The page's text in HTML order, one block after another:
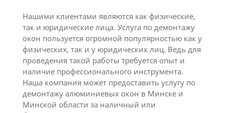
Нашими клиентами являются как физические,
так и юридические лица. Услуга по демонтажу
окон пользуется огромной популярностью как у
физических, так и у юридических лиц. Ведь для
проведения такой работы требуется опыт и
наличие профессионального инструмента.
Наша компания может предоставить услугу по
демонтажу алюминиевых окон в Минске и
Минской области за наличный или